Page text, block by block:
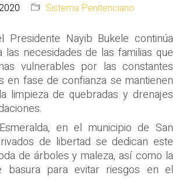
Sistema Penitenciario
Presidente Nayib Bukele continúa
las necesidades de las familias que
vulnerables por las constantes
en fase de confianza se mantienen
limpieza de quebradas y drenajes
en el municipio de San
de libertad se dedican este
de árboles y maleza, así como la
basura para evitar riesgos en el